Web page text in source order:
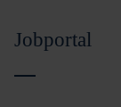
Jobportal